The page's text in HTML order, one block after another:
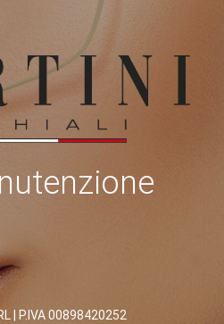
| P.IVA 00898420252